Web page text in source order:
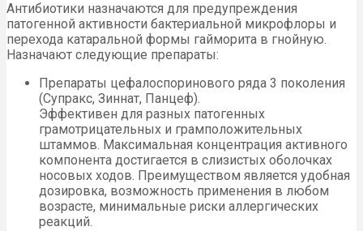
Антибиотики назначаются для предупреждения
патогенной активности бактериальной микрофлоры и
перехода катаральной формы гайморита в гнойную.
Назначают следующие препараты:
Препараты цефалоспоринового ряда 3 поколения
(Супракс, Зиннат, Панцеф).
Эффективен для разных патогенных
грамотрицательных и грамположительных
штаммов. Максимальная концентрация активного
компонента достигается в слизистых оболочках
носовых ходов. Преимуществом является удобная
дозировка, возможность применения в любом
возрасте, минимальные риски аллергических
реакций.